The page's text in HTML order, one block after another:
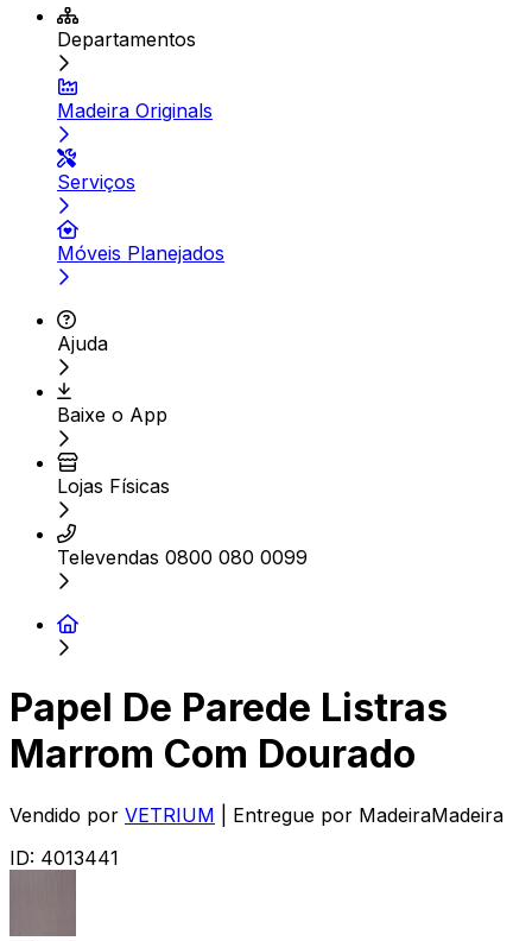
Departamentos
Madeira Originals
Serviços
Móveis Planejados
Ajuda
Baixe o App
Lojas Físicas
Televendas 0800 080 0099
Papel De Parede Listras
Marrom Com Dourado
Vendido por VETRIUM | Entregue por MadeiraMadeira
ID: 4013441